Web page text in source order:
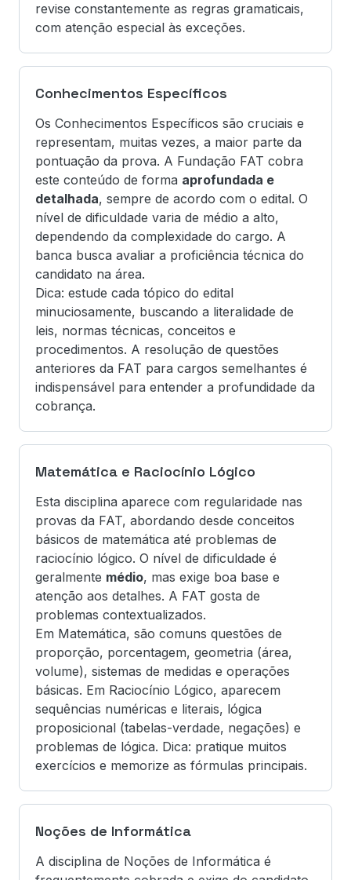
revise constantemente as regras gramaticais,
com atenção especial às exceções.
Conhecimentos Específicos
Os Conhecimentos Específicos são cruciais e
representam, muitas vezes, a maior parte da
pontuação da prova. A Fundação FAT cobra
este conteúdo de forma aprofundada e
detalhada, sempre de acordo com o edital. O
nível de dificuldade varia de médio a alto,
dependendo da complexidade do cargo. A
banca busca avaliar a proficiência técnica do
candidato na área.
Dica: estude cada tópico do edital
minuciosamente, buscando a literalidade de
leis, normas técnicas, conceitos e
procedimentos. A resolução de questões
anteriores da FAT para cargos semelhantes é
indispensável para entender a profundidade da
cobrança.
Matemática e Raciocínio Lógico
Esta disciplina aparece com regularidade nas
provas da FAT, abordando desde conceitos
básicos de matemática até problemas de
raciocínio lógico. O nível de dificuldade é
geralmente médio, mas exige boa base e
atenção aos detalhes. A FAT gosta de
problemas contextualizados.
Em Matemática, são comuns questões de
proporção, porcentagem, geometria (área,
volume), sistemas de medidas e operações
básicas. Em Raciocínio Lógico, aparecem
sequências numéricas e literais, lógica
proposicional (tabelas-verdade, negações) e
problemas de lógica. Dica: pratique muitos
exercícios e memorize as fórmulas principais.
Noções de Informática
A disciplina de Noções de Informática é